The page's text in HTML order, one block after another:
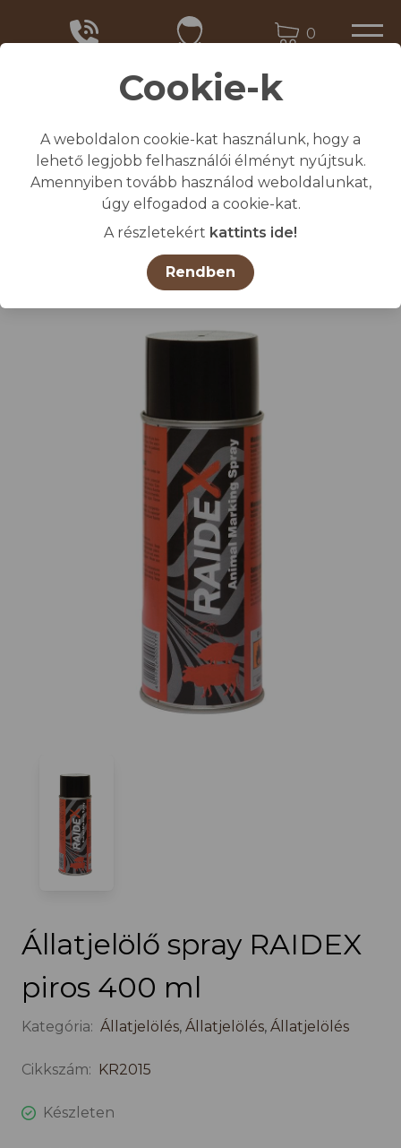
0
Kezdőlap
Összes termék
Állatjelölő spray RAIDEX piros 400 ml
Állatjelölő spray RAIDEX
piros 400 ml
Kategória: Állatjelölés, Állatjelölés, Állatjelölés
Cikkszám: KR2015
Készleten
Cookie-k
A weboldalon cookie-kat használunk, hogy a
lehető legjobb felhasználói élményt nyújtsuk.
Amennyiben tovább használod weboldalunkat,
úgy elfogadod a cookie-kat.
A részletekért kattints ide!
Rendben